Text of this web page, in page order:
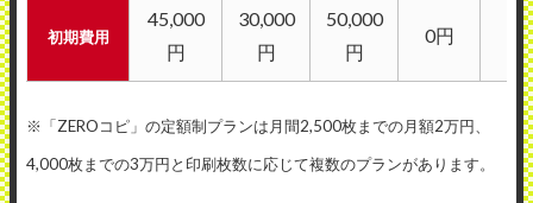
初期費用
45,000
円
30,000
円
50,000
円
0円 0
※「ZEROコピ」の定額制プランは月間2,500枚までの月額2万円、
4,000枚までの3万円と印刷枚数に応じて複数のプランがあります。